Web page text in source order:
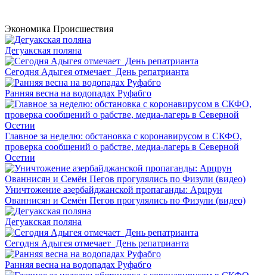
Экономика Происшествия
Дегуакская поляна
Сегодня Адыгея отмечает День репатрианта
Ранняя весна на водопадах Руфабго
Главное за неделю: обстановка с коронавирусом в СКФО,
проверка сообщений о рабстве, медиа-лагерь в Северной
Осетии
Уничтожение азербайджанской пропаганды: Арцрун
Ованнисян и Семён Пегов прогулялись по Физули (видео)
Дегуакская поляна
Сегодня Адыгея отмечает День репатрианта
Ранняя весна на водопадах Руфабго